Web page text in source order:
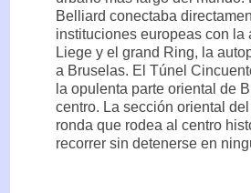
Belliard conectaba
instituciones europeas con la
Liege y el grand Ring, la
a Bruselas. El Túnel
la opulenta parte oriental de
centro. La sección oriental
ronda que rodea al centro
recorrer sin detenerse en